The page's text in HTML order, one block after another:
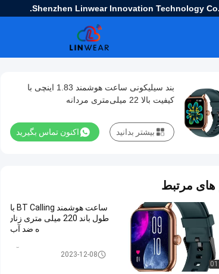
Shenzhen Linwear Innovation Technology
بند سیلیکونی ساعت هوشمند 1.83 اینچی با
کیفیت بالا 22 میلی‌متری مردانه
اکنون تماس بگیرید بیشتر بدانید
های مرتبط
ساعت هوشمند BT Calling با
طول باند 220 میلی متری زنان
ه ضد آب
ساعت هوشمند مردانه ضد آب
2023-12-08